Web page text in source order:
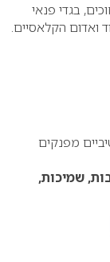
בגדי פנאי
ואדום הקלאסיים.
מפנקים
שמיכות,